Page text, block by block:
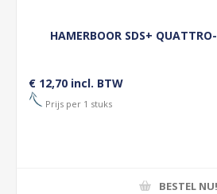
HAMERBOOR SDS+
€ 12,70 incl. BTW
Prijs per 1 stuks
BESTEL NU!